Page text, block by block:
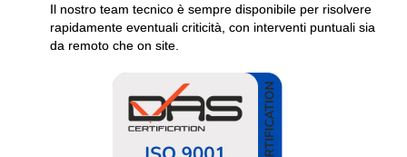
Il nostro team tecnico è sempre disponibile per risolvere
rapidamente eventuali criticità, con interventi puntuali sia
da remoto che on site.